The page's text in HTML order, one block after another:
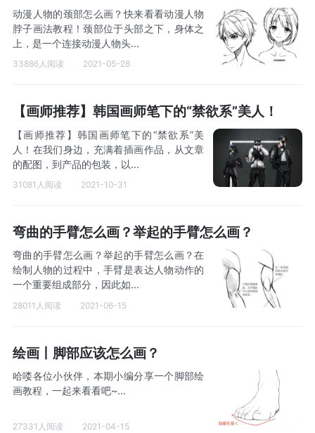
动漫人物的颈部怎么画？快来看看动漫人物
脖子画法教程！颈部位于头部之下，身体之
上，是一个连接动漫人物头...
33886人阅读 2021-05-28
【画师推荐】韩国画师笔下的“禁欲系”美人！
【画师推荐】韩国画师笔下的“禁欲系”美
人！在我们身边，充满着插画作品，从文章
的配图，到产品的包装，以...
31081人阅读 2021-10-31
弯曲的手臂怎么画？举起的手臂怎么画？
弯曲的手臂怎么画？举起的手臂怎么画？在
绘制人物的过程中，手臂是表达人物动作的
一个重要组成部分，因此如...
28011人阅读 2021-06-15
绘画丨脚部应该怎么画？
哈喽各位小伙伴，本期小编分享一个脚部绘
画教程，一起来看看吧~...
27331人阅读 2021-04-15